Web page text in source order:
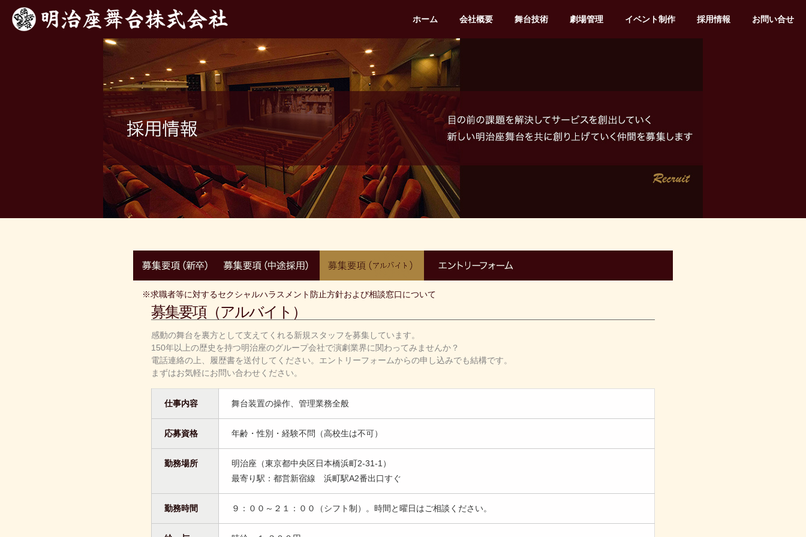
ホーム 会社概要 舞台技術 劇場管理 イベント制作 採用情報 お問い合せ
※求職者等に対するセクシャルハラスメント防止方針および相談窓口について
募集要項（アルバイト）
感動の舞台を裏方として支えてくれる新規スタッフを募集しています。
150年以上の歴史を持つ明治座のグループ会社で演劇業界に関わってみませんか？
電話連絡の上、履歴書を送付してください。エントリーフォームからの申し込みでも結構です。
まずはお気軽にお問い合わせください。
仕事内容 舞台装置の操作、管理業務全般
応募資格 年齢・性別・経験不問（高校生は不可）
勤務場所
明治座（東京都中央区日本橋浜町2-31-1）
最寄り駅：都営新宿線 浜町駅A2番出口すぐ
勤務時間 ９：００～２１：００（シフト制）。時間と曜日はご相談ください。